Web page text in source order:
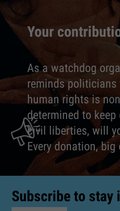
Your
As a watchdog
reminds
human rights is
determined to
civil liberties, will
Every donation,
Subscribe to stay